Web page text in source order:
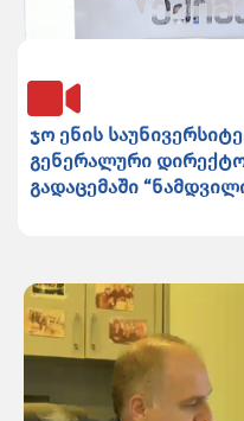
ჯო ენის
გენერალური
გადაცემაში